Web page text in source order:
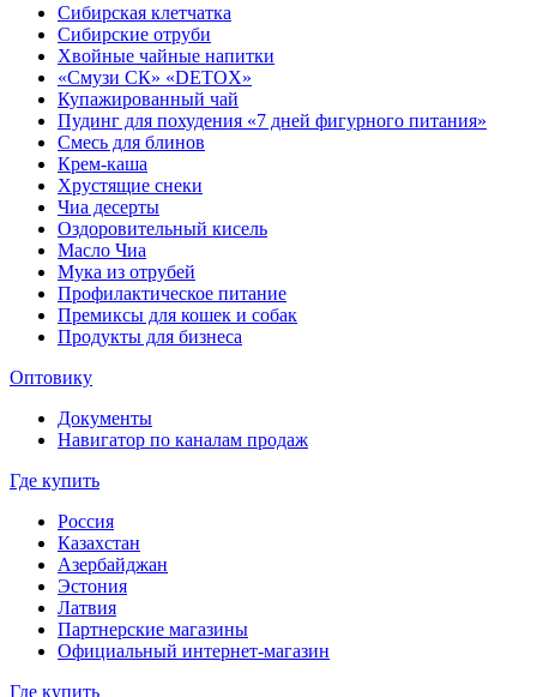
Сибирская клетчатка
Сибирские отруби
Хвойные чайные напитки
«Смузи СК» «DETOX»
Купажированный чай
Пудинг для похудения «7 дней фигурного питания»
Смесь для блинов
Крем-каша
Хрустящие снеки
Чиа десерты
Оздоровительный кисель
Масло Чиа
Мука из отрубей
Профилактическое питание
Премиксы для кошек и собак
Продукты для бизнеса
Оптовику
Документы
Навигатор по каналам продаж
Где купить
Россия
Казахстан
Азербайджан
Эстония
Латвия
Партнерские магазины
Официальный интернет-магазин
Где купить